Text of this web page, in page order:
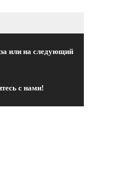
или на следующий
с нами!